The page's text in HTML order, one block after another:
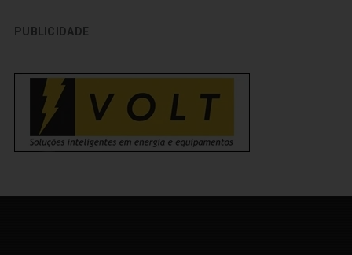
PUBLICIDADE